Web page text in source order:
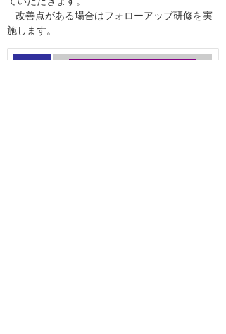
改善点がある場合はフォローアップ研修を実
施します。